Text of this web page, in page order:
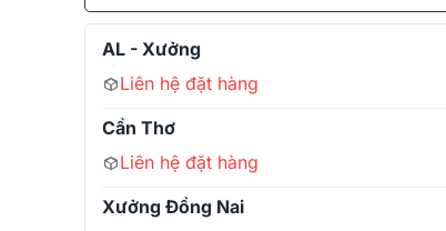
AL - Xưởng
Liên hệ đặt hàng
Cần Thơ
Liên hệ đặt hàng
Xưởng Đồng Nai